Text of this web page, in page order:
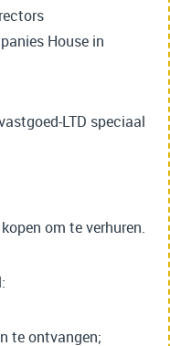
House in
LTD speciaal
om te verhuren.
te ontvangen;